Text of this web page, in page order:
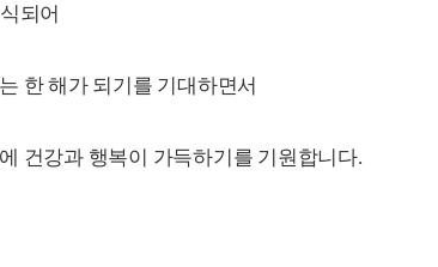
되어
한 해가 되기를 기대하면서
건강과 행복이 가득하기를 기원합니다.